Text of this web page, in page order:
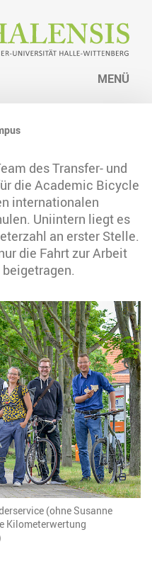
MENÜ
des Transfer- und
die Academic Bicycle
internationalen
Uniintern liegt es
an erster Stelle.
die Fahrt zur Arbeit
(ohne Susanne
Kilometerwertung